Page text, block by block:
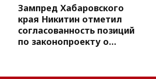
Зампред Хабаровского
края Никитин отметил
согласованность позиций
по законопроекту о